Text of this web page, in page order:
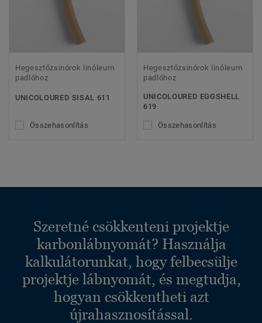
Hegesztőzsinórok linóleum
padlóhoz
UNICOLOURED SISAL 611
Összehasonlítás
Hegesztőzsinórok linóleum
padlóhoz
UNICOLOURED EGGSHELL
619
Összehasonlítás
Szeretné csökkenteni projektje
karbonlábnyomát? Használja
kalkulátorunkat, hogy felbecsülje
projektje lábnyomát, és megtudja,
hogyan csökkentheti azt
újrahasznosítással.